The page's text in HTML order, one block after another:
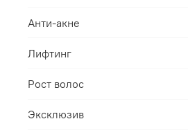
Анти-акне
Лифтинг
Рост волос
Эксклюзив